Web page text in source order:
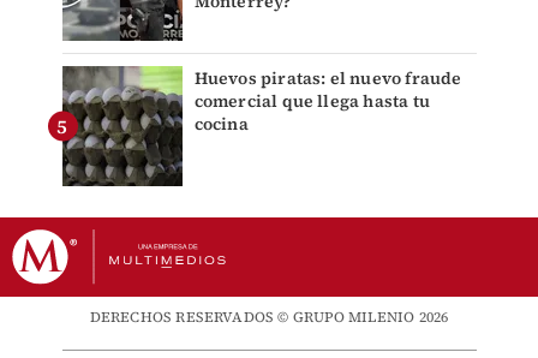
Huevos piratas: el nuevo fraude
comercial que llega hasta tu
cocina
DERECHOS RESERVADOS © GRUPO MILENIO 2026